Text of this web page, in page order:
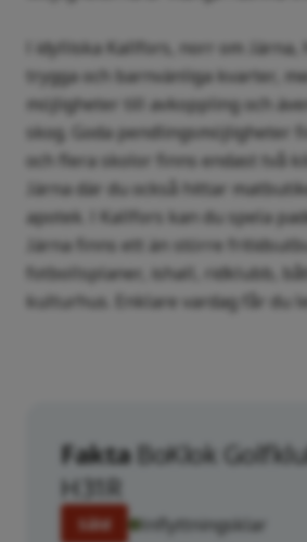
I idylliska Kallfors, norr om
trygga och barnvänliga kvarter,
möjligheter till avkoppling och
skog. Goda pendlingsmöjligheter
och flera skolor finns endast två
Järna där du också hittar
apotek. I Kallfors kan du spela
Järna finns ett än större
fotbollsplaner, ishall, ridklubb,
kulturhus. Enklare vardag får du
FaktaBoKlok
H31R
Såld
Inflyttningsklar